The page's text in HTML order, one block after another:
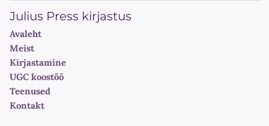
Julius Press kirjastus
Avaleht
Meist
Kirjastamine
UGC koostöö
Teenused
Kontakt